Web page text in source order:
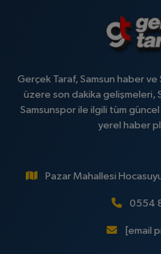
Gerçek Taraf, Samsun haber
üzere son dakika gelişmeleri,
Samsunspor ile ilgili tüm
yerel haber
Pazar Mahallesi
0554
[email